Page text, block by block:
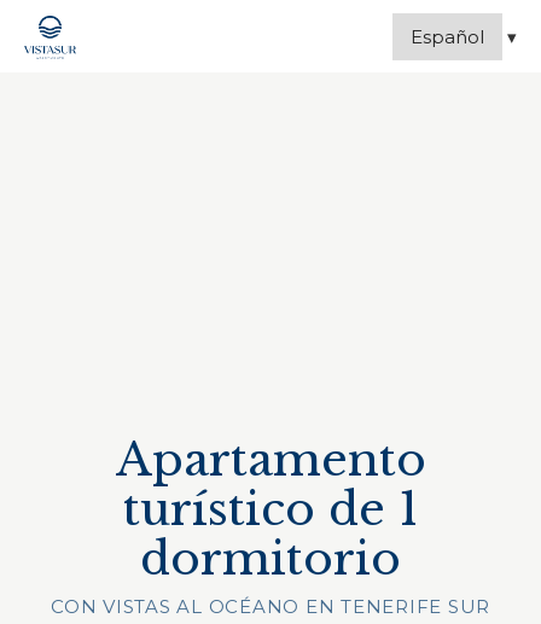
Apartamento
turístico de 1
dormitorio
CON VISTAS AL OCÉANO EN TENERIFE SUR